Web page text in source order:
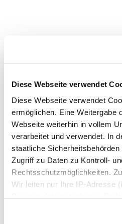
Diese Webseite verwendet
Diese Webseite verwendet
ermöglichen. Eine Weitergabe
Webseite weiterhin in vollem
verarbeitet und verwendet. In
staatliche
Zugriff zu Daten zu Kontroll-
Rechtsschutzmöglichkeiten.
Wir leiten nur Ihre IP-Adresse
Browser, Internetanbieter,